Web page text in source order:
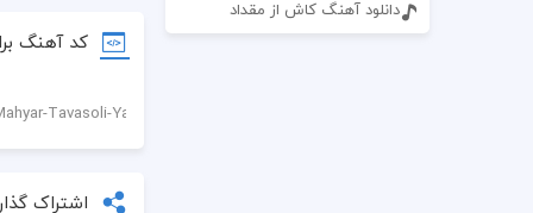
دانلود آهنگ کاش از مقداد
کد آهنگ
اشتراک